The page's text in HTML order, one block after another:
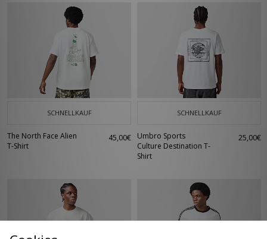
SCHNELLKAUF
The North Face Alien
T-Shirt
45,00€
SCHNELLKAUF
Umbro Sports
Culture Destination T-
Shirt
25,00€